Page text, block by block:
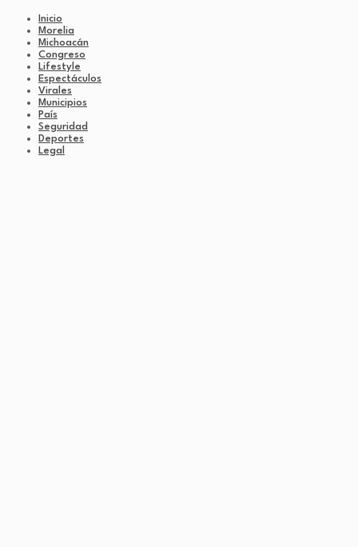
Inicio
Morelia
Michoacán
Congreso
Lifestyle
Espectáculos
Virales
Municipios
País
Seguridad
Deportes
Legal